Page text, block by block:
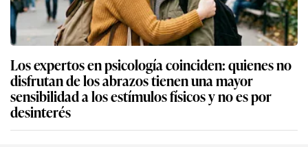
Los expertos en psicología coinciden: quienes no
disfrutan de los abrazos tienen una mayor
sensibilidad a los estímulos físicos y no es por
desinterés